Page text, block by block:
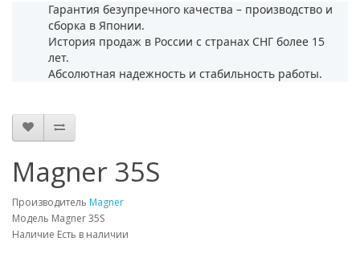
Гарантия безупречного качества – производство и
сборка в Японии.
История продаж в России с странах СНГ более 15
лет.
Абсолютная надежность и стабильность работы.
Magner 35S
Производитель Magner
Модель Magner 35S
Наличие Есть в наличии